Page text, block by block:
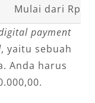
Mulai dari
payment
, yaitu sebuah
Anda harus